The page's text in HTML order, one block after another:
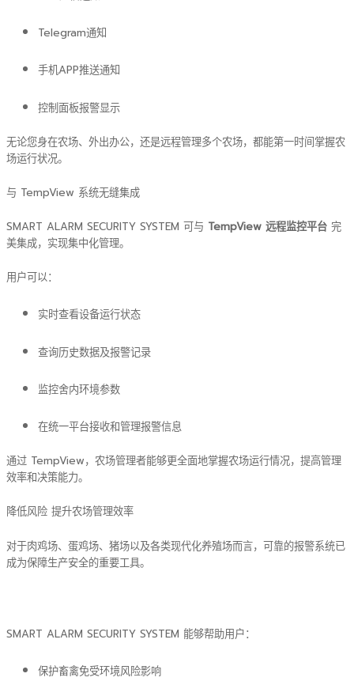
Telegram通知
手机APP推送通知
控制面板报警显示
无论您身在农场、外出办公，还是远程管理多个农场，都能第一时间掌握农
场运行状况。
与 TempView 系统无缝集成
SMART ALARM SECURITY SYSTEM 可与 TempView 远程监控平台 完
美集成，实现集中化管理。
用户可以：
实时查看设备运行状态
查询历史数据及报警记录
监控舍内环境参数
在统一平台接收和管理报警信息
通过 TempView，农场管理者能够更全面地掌握农场运行情况，提高管理
效率和决策能力。
降低风险 提升农场管理效率
对于肉鸡场、蛋鸡场、猪场以及各类现代化养殖场而言，可靠的报警系统已
成为保障生产安全的重要工具。
SMART ALARM SECURITY SYSTEM 能够帮助用户：
保护畜禽免受环境风险影响